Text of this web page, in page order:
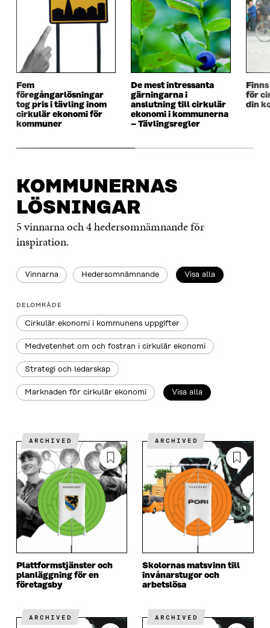
Fem
föregångarlösningar
tog pris i tävling inom
cirkulär ekonomi för
kommuner
De mest intressanta
gärningarna i
anslutning till cirkulär
ekonomi i kommunerna
– Tävlingsregler
för
din
KOMMUNERNAS
LÖSNINGAR
5 vinnarna och 4 hedersomnämnande för
inspiration.
Vinnarna Hedersomnämnande Visa alla
DELOMRÅDE
Cirkulär ekonomi i kommunens uppgifter
Medvetenhet om och fostran i cirkulär ekonomi
Strategi och ledarskap
Marknaden för cirkulär ekonomi Visa alla
Redo
ARCHIVED
Plattformstjänster och
planläggning för en
företagsby
ARCHIVED
Skolornas matsvinn till
invånarstugor och
arbetslösa
ARCHIVED ARCHIVED